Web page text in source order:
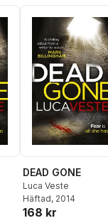
DEAD GONE
Luca Veste
Häftad, 2014
168 kr